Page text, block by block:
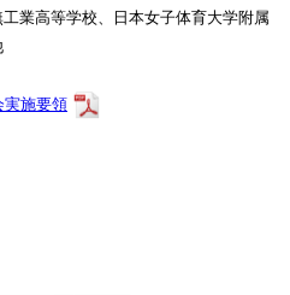
業高等学校、日本女子体育大学附属
実施要領